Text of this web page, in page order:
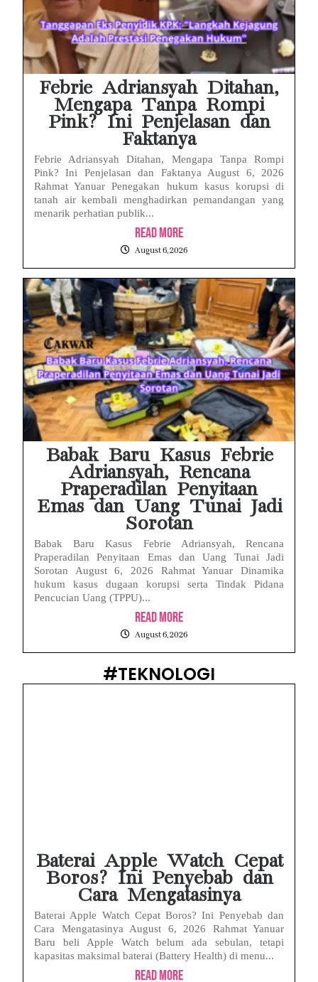
Febrie Adriansyah Ditahan,
Mengapa Tanpa Rompi
Pink? Ini Penjelasan dan
Faktanya
Febrie Adriansyah Ditahan, Mengapa Tanpa Rompi
Pink? Ini Penjelasan dan Faktanya August 6, 2026
Rahmat Yanuar Penegakan hukum kasus korupsi di
tanah air kembali menghadirkan pemandangan yang
menarik perhatian publik...
Read More
August 6, 2026
Babak Baru Kasus Febrie
Adriansyah, Rencana
Praperadilan Penyitaan
Emas dan Uang Tunai Jadi
Sorotan
Babak Baru Kasus Febrie Adriansyah, Rencana
Praperadilan Penyitaan Emas dan Uang Tunai Jadi
Sorotan August 6, 2026 Rahmat Yanuar Dinamika
hukum kasus dugaan korupsi serta Tindak Pidana
Pencucian Uang (TPPU)...
Read More
August 6, 2026
#TEKNOLOGI
Baterai Apple Watch Cepat
Boros? Ini Penyebab dan
Cara Mengatasinya
Baterai Apple Watch Cepat Boros? Ini Penyebab dan
Cara Mengatasinya August 6, 2026 Rahmat Yanuar
Baru beli Apple Watch belum ada sebulan, tetapi
kapasitas maksimal baterai (Battery Health) di menu...
Read More